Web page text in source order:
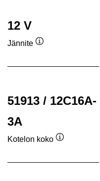
12 V
Jännite
51913 / 12C16A-
3A
Kotelon koko